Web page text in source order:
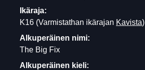
Ikäraja:
K16 (Varmistathan ikärajan Kavista)
Alkuperäinen nimi:
The Big Fix
Alkuperäinen kieli: